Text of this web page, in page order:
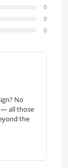
0
0
0
No
— all those
the